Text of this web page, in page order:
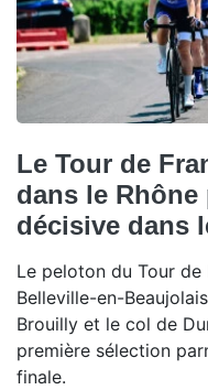
Le Tour de
dans le
décisive dans
Le peloton du Tour de
Belleville-en-
Brouilly et le col de
première sélection
finale.